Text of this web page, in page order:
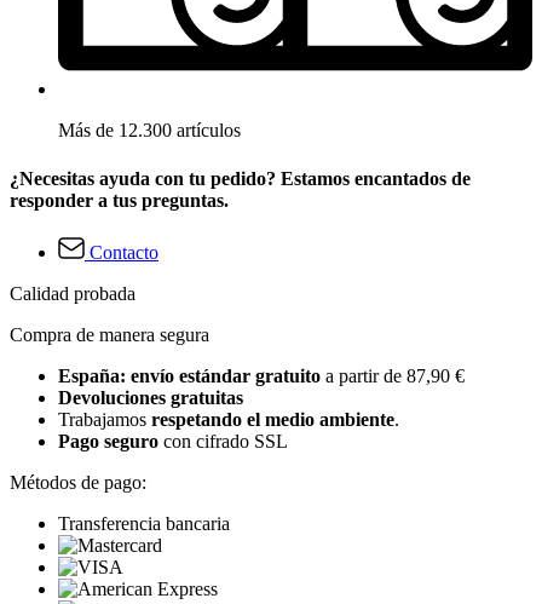
Más de 12.300 artículos
¿Necesitas ayuda con tu pedido? Estamos encantados de
responder a tus preguntas.
Contacto
Calidad probada
Compra de manera segura
España: envío estándar gratuito a partir de 87,90 €
Devoluciones gratuitas
Trabajamos respetando el medio ambiente.
Pago seguro con cifrado SSL
Métodos de pago:
Transferencia bancaria